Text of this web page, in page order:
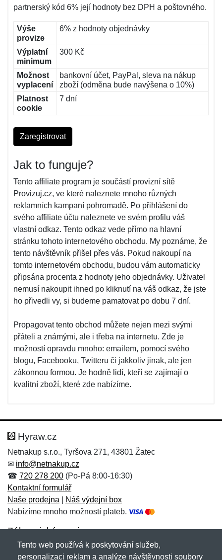
partnerský kód 6% její hodnoty bez DPH a poštovného.
Výše
provize
6% z hodnoty objednávky
Výplatní
minimum
300 Kč
Možnost
vyplacení
bankovní účet, PayPal, sleva na nákup
zboží (odměna bude navýšena o 10%)
Platnost
cookie
7 dní
Zaregistrovat
Jak to funguje?
Tento affiliate program je součástí provizní sítě
Provizuj.cz, ve které naleznete mnoho různých
reklamních kampaní pohromadě. Po přihlášení do
svého affiliate účtu naleznete ve svém profilu váš
vlastní odkaz. Tento odkaz vede přímo na hlavní
stránku tohoto internetového obchodu. My poznáme, že
tento návštěvník přišel přes vás. Pokud nakoupí na
tomto internetovém obchodu, budou vám automaticky
připsána procenta z hodnoty jeho objednávky. Uživatel
nemusí nakoupit ihned po kliknutí na váš odkaz, že jste
ho přivedli vy, si budeme pamatovat po dobu 7 dní.
Propagovat tento obchod můžete nejen mezi svými
přáteli a známými, ale i třeba na internetu. Zde je
možností opravdu mnoho: emailem, pomocí svého
blogu, Facebooku, Twitteru či jakkoliv jinak, ale jen
zákonnou formou. Je hodně lidí, kteří se zajímají o
kvalitní zboží, které zde nabízíme.
Hyraw.cz
Netnakup s.r.o., Tyršova 271, 43801 Žatec
✉ info@netnakup.cz
☎ 720 278 200 (Po-Pá 8:00-16:30)
Kontaktní formulář
Naše prodejna
Náš výdejní box
Nabízíme mnoho možností plateb.
Zákaznický servis
Novinky emailem
Tento web používá k poskytování služeb,
personalizaci reklam a analýze návštěvnosti soubory